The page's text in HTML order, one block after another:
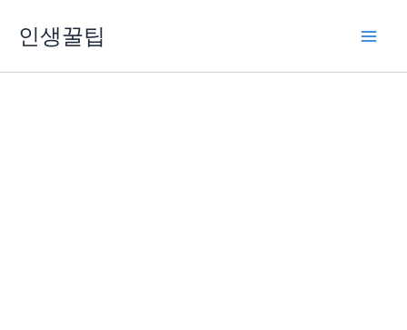
인생꿀팁